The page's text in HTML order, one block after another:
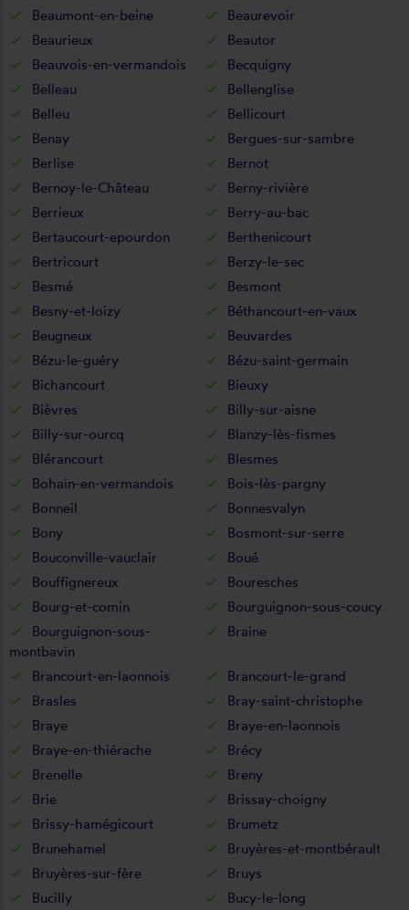
Beaumont-en-beine
Beaurevoir
Beaurieux
Beautor
Beauvois-en-vermandois
Becquigny
Belleau
Bellenglise
Belleu
Bellicourt
Benay
Bergues-sur-sambre
Berlise
Bernot
Bernoy-le-Château
Berny-rivière
Berrieux
Berry-au-bac
Bertaucourt-epourdon
Berthenicourt
Bertricourt
Berzy-le-sec
Besmé
Besmont
Besny-et-loizy
Béthancourt-en-vaux
Beugneux
Beuvardes
Bézu-le-guéry
Bézu-saint-germain
Bichancourt
Bieuxy
Bièvres
Billy-sur-aisne
Billy-sur-ourcq
Blanzy-lès-fismes
Blérancourt
Blesmes
Bohain-en-vermandois
Bois-lès-pargny
Bonneil
Bonnesvalyn
Bony
Bosmont-sur-serre
Bouconville-vauclair
Boué
Bouffignereux
Bouresches
Bourg-et-comin
Bourguignon-sous-coucy
Bourguignon-sous-
montbavin
Braine
Brancourt-en-laonnois
Brancourt-le-grand
Brasles
Bray-saint-christophe
Braye
Braye-en-laonnois
Braye-en-thiérache
Brécy
Brenelle
Breny
Brie
Brissay-choigny
Brissy-hamégicourt
Brumetz
Brunehamel
Bruyères-et-montbérault
Bruyères-sur-fère
Bruys
Bucilly
Bucy-le-long